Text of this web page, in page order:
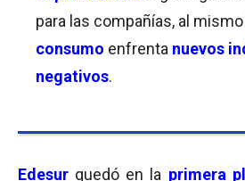
para las compañías, al
consumo enfrenta nuevos
negativos.
Edesur quedó en la primera